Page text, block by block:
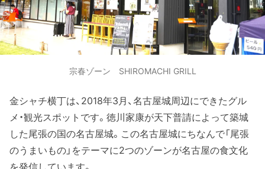
宗春ゾーン SHIROMACHI GRILL
金シャチ横丁は、2018年3月、名古屋城周辺にできたグル
メ・観光スポットです。徳川家康が天下普請によって築城
した尾張の国の名古屋城。この名古屋城にちなんで「尾張
のうまいもの」をテーマに2つのゾーンが名古屋の食文化